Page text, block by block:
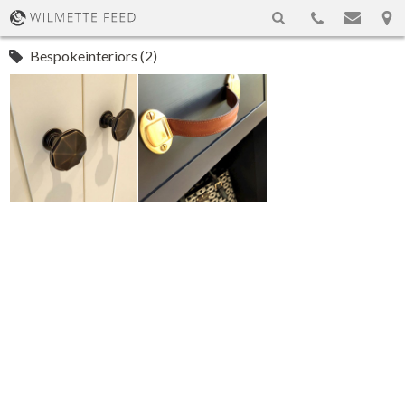
Bespokeinteriors (2)